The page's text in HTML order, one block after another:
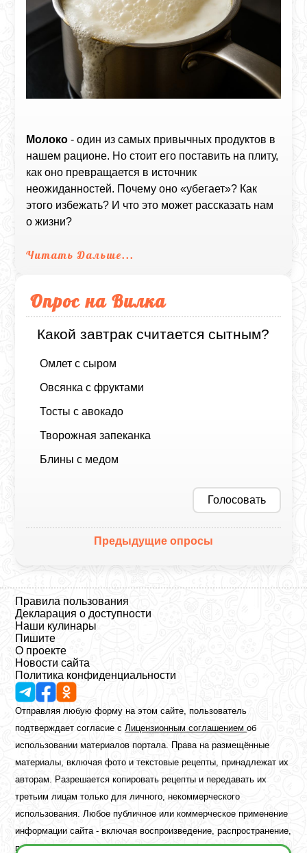
Молоко - один из самых привычных продуктов в
нашем рационе. Но стоит его поставить на плиту,
как оно превращается в источник
неожиданностей. Почему оно «убегает»? Как
этого избежать? И что это может рассказать нам
о жизни?
Читать Дальше...
Опрос на Вилка
Какой завтрак считается сытным?
Омлет с сыром
Овсянка с фруктами
Тосты с авокадо
Творожная запеканка
Блины с медом
Голосовать
Предыдущие опросы
Правила пользования
Декларация о доступности
Наши кулинары
Пишите
О проекте
Новости сайта
Политика конфиденциальности
Отправляя любую форму на этом сайте, пользователь
подтверждает согласие сЛицензионным соглашениемоб
использовании материалов портала. Права на размещённые
материалы, включая фото и текстовые рецепты, принадлежат их
авторам. Разрешается копировать рецепты и передавать их
третьим лицам только для личного, некоммерческого
использования. Любое публичное или коммерческое применение
информации сайта - включая воспроизведение, распространение,
публикацию или обработку - возможно лишь при наличии